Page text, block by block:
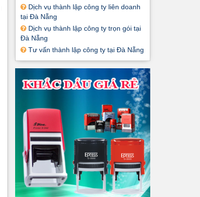
Dịch vụ thành lập công ty liên doanh
tại Đà Nẵng
Dịch vụ thành lập công ty trọn gói tại
Đà Nẵng
Tư vấn thành lập công ty tại Đà Nẵng